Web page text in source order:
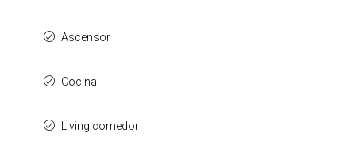
Ascensor
Cocina
Living comedor